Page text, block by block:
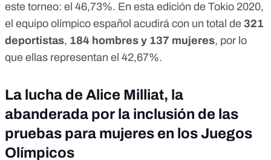
este torneo: el 46,73%. En esta edición de Tokio 2020,
el equipo olímpico español acudirá con un total de 321
deportistas, 184 hombres y 137 mujeres, por lo
que ellas representan el 42,67%.
La lucha de Alice Milliat, la
abanderada por la inclusión de las
pruebas para mujeres en los Juegos
Olímpicos